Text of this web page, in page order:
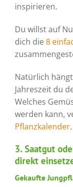
inspirieren.
Du willst auf
dich die 8
Natürlich
Jahreszeit du
Welches
werden kann,
Pflanzkalender.
3. Saatgut
direkt
Gekaufte